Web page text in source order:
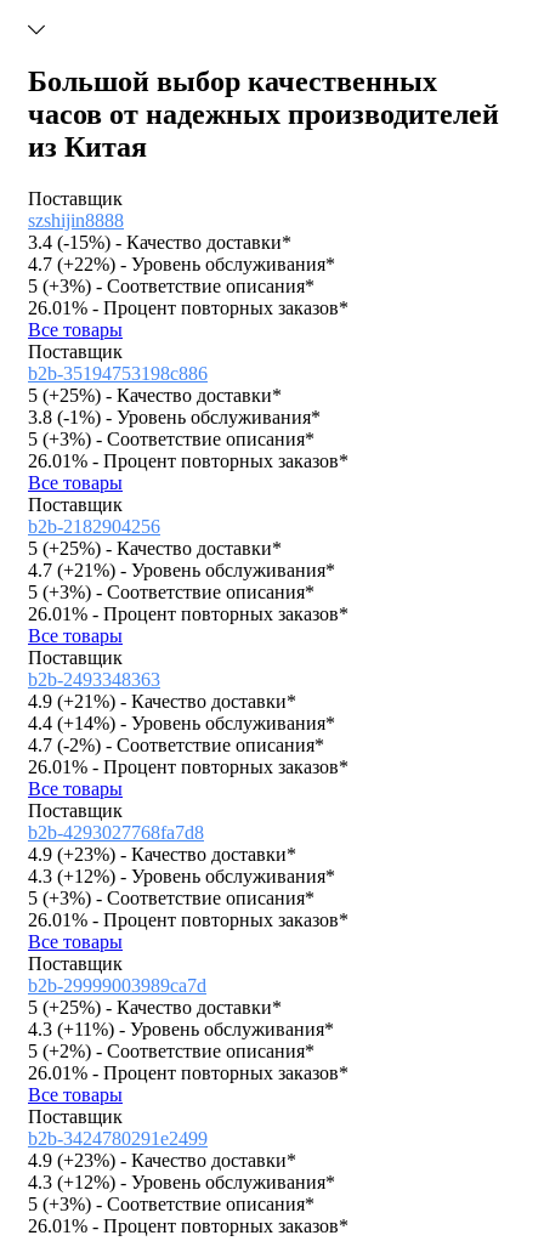
Большой выбор качественных
часов от надежных производителей
из Китая
Поставщик
szshijin8888
3.4 (-15%) - Качество доставки*
4.7 (+22%) - Уровень обслуживания*
5 (+3%) - Соответствие описания*
26.01% - Процент повторных заказов*
Все товары
Поставщик
b2b-35194753198c886
5 (+25%) - Качество доставки*
3.8 (-1%) - Уровень обслуживания*
5 (+3%) - Соответствие описания*
26.01% - Процент повторных заказов*
Все товары
Поставщик
b2b-2182904256
5 (+25%) - Качество доставки*
4.7 (+21%) - Уровень обслуживания*
5 (+3%) - Соответствие описания*
26.01% - Процент повторных заказов*
Все товары
Поставщик
b2b-2493348363
4.9 (+21%) - Качество доставки*
4.4 (+14%) - Уровень обслуживания*
4.7 (-2%) - Соответствие описания*
26.01% - Процент повторных заказов*
Все товары
Поставщик
b2b-4293027768fa7d8
4.9 (+23%) - Качество доставки*
4.3 (+12%) - Уровень обслуживания*
5 (+3%) - Соответствие описания*
26.01% - Процент повторных заказов*
Все товары
Поставщик
b2b-29999003989ca7d
5 (+25%) - Качество доставки*
4.3 (+11%) - Уровень обслуживания*
5 (+2%) - Соответствие описания*
26.01% - Процент повторных заказов*
Все товары
Поставщик
b2b-3424780291e2499
4.9 (+23%) - Качество доставки*
4.3 (+12%) - Уровень обслуживания*
5 (+3%) - Соответствие описания*
26.01% - Процент повторных заказов*